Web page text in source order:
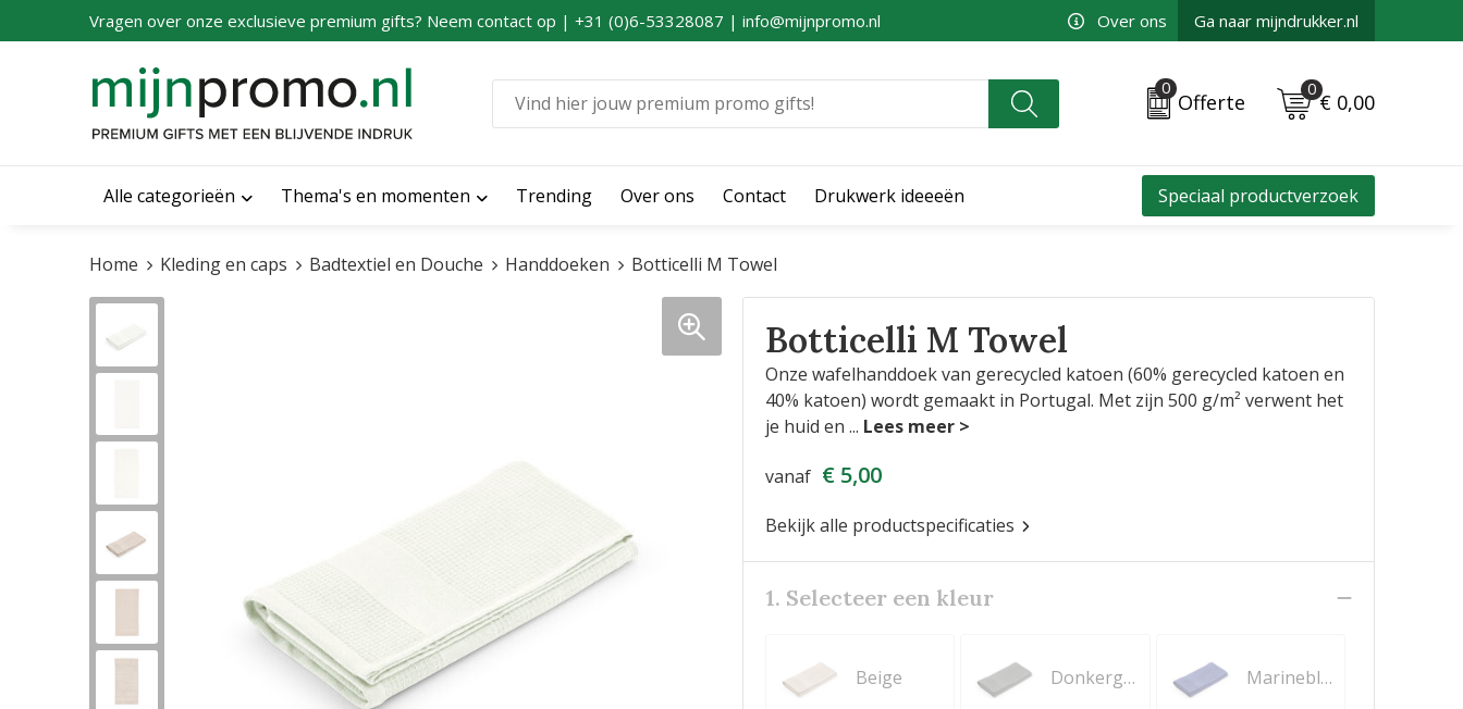
Vragen over onze exclusieve premium gifts? Neem contact op | +31 (0)6-53328087 | info@mijnpromo.nl Over ons Ga naar mijndrukker.nl
0
Offerte
0
€ 0,00
Alle categorieën Thema's en momenten Trending Over ons Contact Drukwerk ideeeën Speciaal productverzoek
Home Kleding en caps Badtextiel en Douche Handdoeken Botticelli M Towel
Botticelli M Towel
Onze wafelhanddoek van gerecycled katoen (60% gerecycled katoen en
40% katoen) wordt gemaakt in Portugal. Met zijn 500 g/m² verwent het
je huid en ...
vanaf € 5,00
Bekijk alle productspecificaties
1. Selecteer een kleur
Beige Donkergrijs Marineblauw